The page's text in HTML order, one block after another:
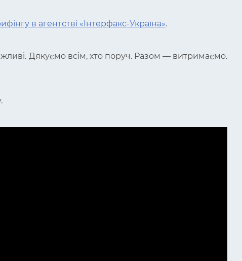
в агентстві «Інтерфакс-Україна».
Дякуємо всім, хто поруч. Разом — витримаємо.